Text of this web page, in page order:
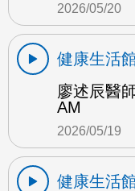
2026/05/20
健康生活
廖述辰醫
AM
2026/05/19
健康生活